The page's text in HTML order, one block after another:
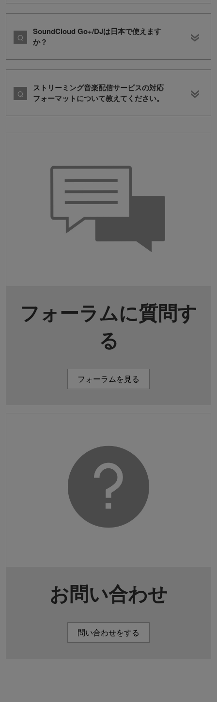
SoundCloud Go+/DJは日本で使えます
か？
ストリーミング音楽配信サービスの対応
フォーマットについて教えてください。
フォーラムに質問す
る
フォーラムを見る
お問い合わせ
問い合わせをする